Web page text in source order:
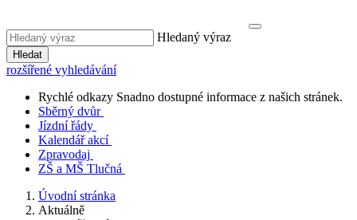
Hledaný výraz
Hledat
rozšířené vyhledávání
Rychlé odkazy Snadno dostupné informace z našich stránek.
Sběrný dvůr
Jízdní řády
Kalendář akcí
Zpravodaj
ZŠ a MŠ Tlučná
Úvodní stránka
Aktuálně